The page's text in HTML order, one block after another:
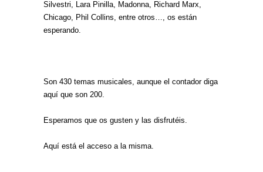
Silvestri, Lara Pinilla, Madonna, Richard Marx,
Chicago, Phil Collins, entre otros…, os están
esperando.
Son 430 temas musicales, aunque el contador diga
aquí que son 200.
Esperamos que os gusten y las disfrutéis.
Aquí está el acceso a la misma.